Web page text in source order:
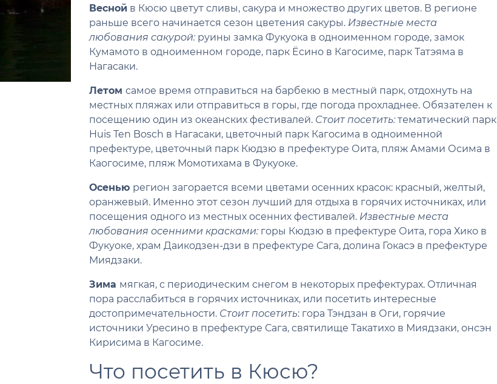
Весной в Кюсю цветут сливы, сакура и множество других цветов. В регионе
раньше всего начинается сезон цветения сакуры. Известные места
любования сакурой: руины замка Фукуока в одноименном городе, замок
Кумамото в одноименном городе, парк Ёсино в Кагосиме, парк Татэяма в
Нагасаки.
Летом самое время отправиться на барбекю в местный парк, отдохнуть на
местных пляжах или отправиться в горы, где погода прохладнее. Обязателен к
посещению один из океанских фестивалей. Стоит посетить: тематический парк
Huis Ten Bosch в Нагасаки, цветочный парк Кагосима в одноименной
префектуре, цветочный парк Кюдзю в префектуре Оита, пляж Амами Осима в
Каогосиме, пляж Момотихама в Фукуоке.
Осенью регион загорается всеми цветами осенних красок: красный, желтый,
оранжевый. Именно этот сезон лучший для отдыха в горячих источниках, или
посещения одного из местных осенних фестивалей. Известные места
любования осенними красками: горы Кюдзю в префектуре Оита, гора Хико в
Фукуоке, храм Даикодзен-дзи в префектуре Сага, долина Гокасэ в префектуре
Миядзаки.
Зима мягкая, с периодическим снегом в некоторых префектурах. Отличная
пора расслабиться в горячих источниках, или посетить интересные
достопримечательности. Стоит посетить: гора Тэндзан в Оги, горячие
источники Уресино в префектуре Сага, святилище Такатихо в Миядзаки, онсэн
Кирисима в Кагосиме.
Что посетить в Кюсю?